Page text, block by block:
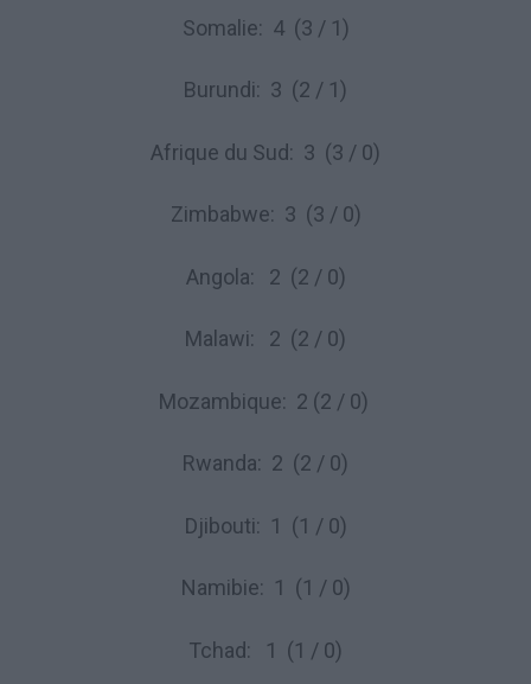
Somalie: 4 (3 / 1)
Burundi: 3 (2 / 1)
Afrique du Sud: 3 (3 / 0)
Zimbabwe: 3 (3 / 0)
Angola: 2 (2 / 0)
Malawi: 2 (2 / 0)
Mozambique: 2 (2 / 0)
Rwanda: 2 (2 / 0)
Djibouti: 1 (1 / 0)
Namibie: 1 (1 / 0)
Tchad: 1 (1 / 0)